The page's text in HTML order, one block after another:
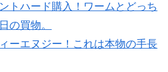
トハード購入！ワームとどっち
の買物。
ーエヌジー！これは本物の手長